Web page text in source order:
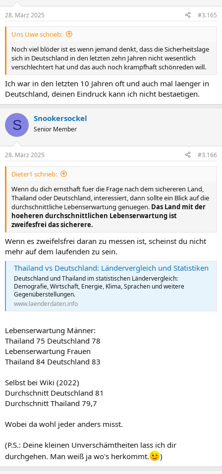
28. März 2025 #3.165
Uns Uwe schrieb:
Noch viel blöder ist es wenn jemand denkt, dass die Sicherheitslage
sich in Deutschland in den letzten zehn Jahren nicht wesentlich
verschlechtert hat und das auch noch krampfhaft schönreden will.
Ich war in den letzten 10 Jahren oft und auch mal laenger in
Deutschland, deinen Eindruck kann ich nicht bestaetigen.
S Snookersockel
Senior Member
28. März 2025 #3.166
Dieter1 schrieb:
Wenn du dich ernsthaft fuer die Frage nach dem sichereren Land,
Thailand oder Deutschland, interessiert, dann sollte ein Blick auf die
durchschnittliche Lebenserwartung genuegen. Das Land mit der
hoeheren durchschnittlichen Lebenserwartung ist
zweifesfrei das sicherere.
Wenn es zweifelsfrei daran zu messen ist, scheinst du nicht
mehr auf dem laufenden zu sein.
Thailand vs Deutschland: Ländervergleich und Statistiken
Deutschland und Thailand im statistischen Ländervergleich:
Demografie, Wirtschaft, Energie, Klima, Sprachen und weitere
Gegenüberstellungen.
www.laenderdaten.info
Lebenserwartung Männer:
Thailand 75 Deutschland 78
Lebenserwartung Frauen
Thailand 84 Deutschland 83
Selbst bei Wiki (2022)
Durchschnitt Deutschland 81
Durchschnitt Thailand 79,7
Wobei da wohl jeder anders misst.
(P.S.: Deine kleinen Unverschämtheiten lass ich dir
durchgehen. Man weiß ja wo's herkommt.
)